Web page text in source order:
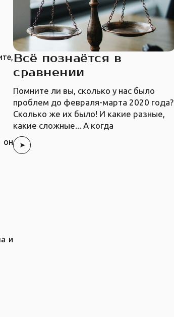
он
и
Всё познаётся в
сравнении
Помните ли вы, сколько у нас было
проблем до февраля-марта 2020 года?
Сколько же их было! И какие разные,
какие сложные... А когда